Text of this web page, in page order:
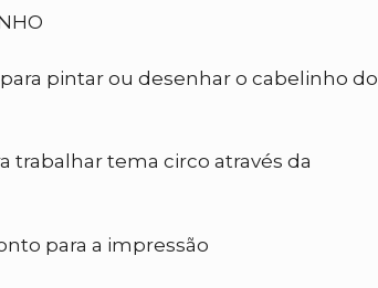
pintar ou desenhar o cabelinho do
trabalhar tema circo através da
para a impressão